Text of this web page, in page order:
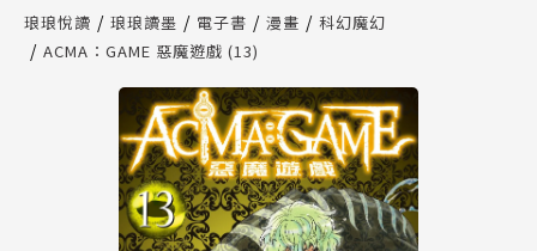
查詢
【公告】琅琅讀墨數位閱讀資產合併與書櫃開通申請
琅琅悅讀 琅琅讀墨 電子書 漫畫
科幻魔幻
ACMA：GAME 惡魔遊戲 (13)